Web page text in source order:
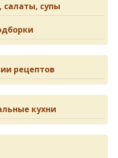
салаты, супы
рецептов
кухни